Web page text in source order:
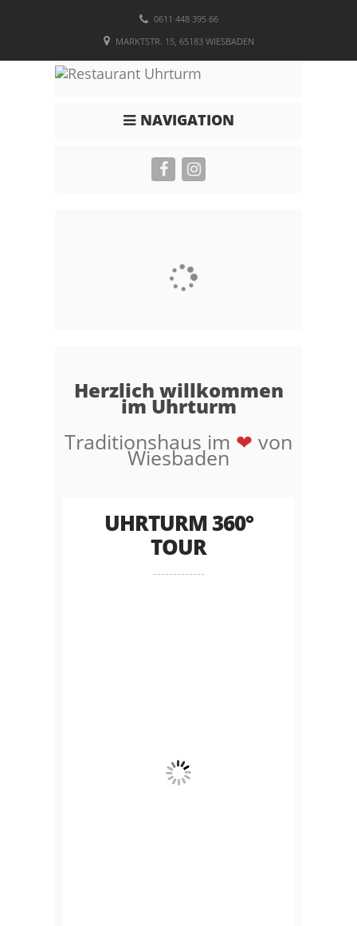
0611 448 395 66
MARKTSTR. 15, 65183 WIESBADEN
NAVIGATION
Herzlich willkommen
im Uhrturm
Traditionshaus im ❤ von
Wiesbaden
UHRTURM 360°
TOUR